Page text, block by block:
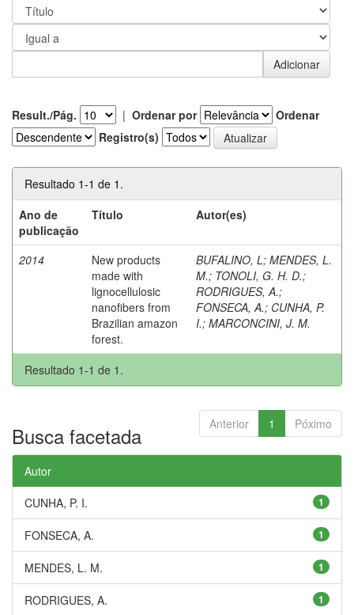
Result./Pág. | Ordenar por
Ordenar
Registro(s)
Resultado 1-1 de 1.
Ano de
publicação
Título Autor(es)
2014
New products
made with
lignocellulosic
nanofibers from
Brazilian amazon
forest.
BUFALINO, L; MENDES, L.
M.; TONOLI, G. H. D.;
RODRIGUES, A.;
FONSECA, A.; CUNHA, P.
I.; MARCONCINI, J. M.
Resultado 1-1 de 1.
Anterior 1 Póximo
Busca facetada
Autor
1
CUNHA, P. I.
1
FONSECA, A.
1
MENDES, L. M.
1
RODRIGUES, A.